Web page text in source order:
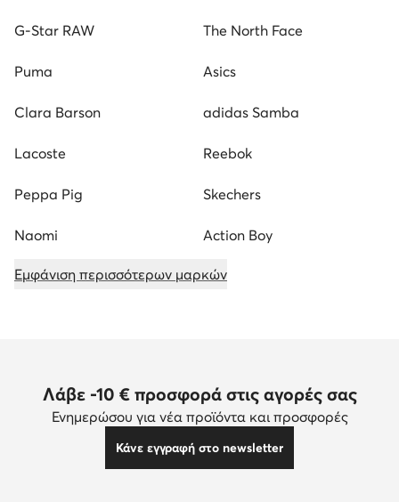
G-Star RAW The North Face
Puma Asics
Clara Barson adidas Samba
Lacoste Reebok
Peppa Pig Skechers
Naomi Action Boy
Εμφάνιση περισσότερων μαρκών
Λάβε -10 € προσφορά στις αγορές σας
Ενημερώσου για νέα προϊόντα και προσφορές
Κάνε εγγραφή στο newsletter